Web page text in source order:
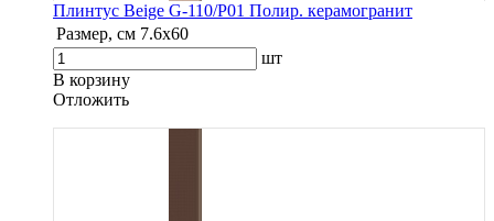
Плинтус Beige G-110/P01 Полир. керамогранит
Размер, см 7.6х60
шт
В корзину
Oтложить